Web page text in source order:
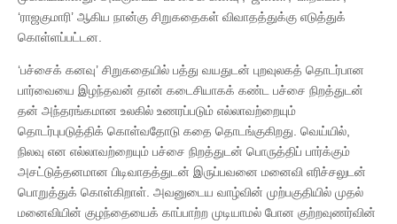
‘ராஜகுமாரி’ ஆகிய நான்கு சிறுகதைகள் விவாதத்துக்கு எடுத்துக்
கொள்ளப்பட்டன.
‘பச்சைக் கனவு’ சிறுகதையில் பத்து வயதுடன் புறவுலகத் தொடர்பான
பார்வையை இழந்தவன் தான் கடைசியாகக் கண்ட பச்சை நிறத்துடன்
தன் அந்தரங்கமான உலகில் உணரப்படும் எல்லாவற்றையும்
தொடர்புபடுத்திக் கொள்வதோடு கதை தொடங்குகிறது. வெய்யில்,
நிலவு என எல்லாவற்றையும் பச்சை நிறத்துடன் பொருத்திப் பார்க்கும்
அசட்டுத்தனமான பிடிவாதத்துடன் இருப்பவனை மனைவி எரிச்சலுடன்
பொறுத்துக் கொள்கிறாள். அவனுடைய வாழ்வின் முற்பகுதியில் முதல்
மனைவியின் குழந்தையைக் காப்பாற்ற முடியாமல் போன குற்றவுணர்வின்